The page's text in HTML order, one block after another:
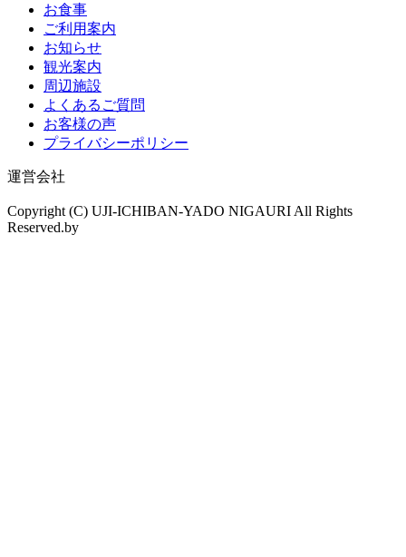
お食事
ご利用案内
お知らせ
観光案内
周辺施設
よくあるご質問
お客様の声
プライバシーポリシー
運営会社
Copyright (C) UJI-ICHIBAN-YADO NIGAURI All Rights
Reserved.by